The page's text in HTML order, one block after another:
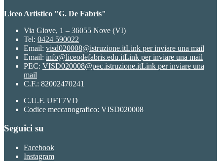
Liceo Artistico "G. De Fabris"
Via Giove, 1 – 36055 Nove (VI)
Tel: 0424 590022
Email: visd020008@istruzione.itLink per inviare una mail
Email: info@liceodefabris.edu.itLink per inviare una mail
PEC: VISD020008@pec.istruzione.itLink per inviare una
mail
C.F.: 82002470241
C.U.F. UFT7VD
Codice meccanografico: VISD020008
Seguici su
Facebook
Instagram